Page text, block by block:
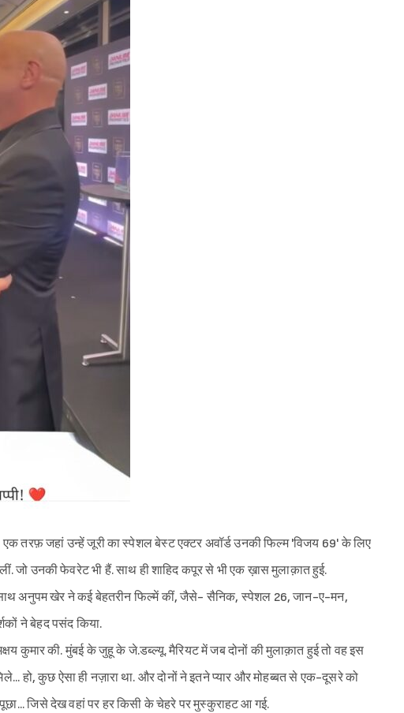
तरफ़ जहां उन्हें जूरी का स्पेशल बेस्ट एक्टर अवॉर्ड उनकी फिल्म 'विजय 69' के लिए
जो उनकी फेवरेट भी हैं. साथ ही शाहिद कपूर से भी एक ख़ास मुलाक़ात हुई.
अनुपम खेर ने कई बेहतरीन फिल्में कीं, जैसे- सैनिक, स्पेशल 26, जान-ए-मन,
ने बेहद पसंद किया.
कुमार की. मुंबई के जुहू के जे.डब्ल्यू. मैरियट में जब दोनों की मुलाक़ात हुई तो वह इस
हो, कुछ ऐसा ही नज़ारा था. और दोनों ने इतने प्यार और मोहब्बत से एक-दूसरे को
जिसे देख वहां पर हर किसी के चेहरे पर मुस्कुराहट आ गई.